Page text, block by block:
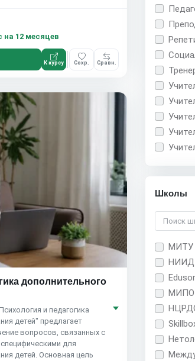
на 12 месяцев
К курсу Сохр. Сравн.
дополнительного
и педагогика
детей" предлагает
вопросов, связанных с
для
детей. Основная цель
Школы
МИТУ
МИПО